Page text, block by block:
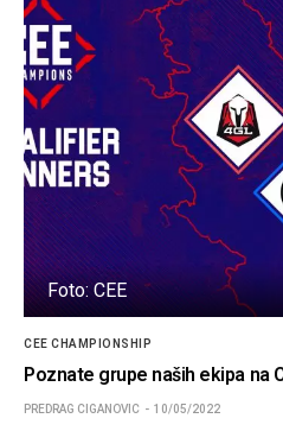
Foto: CEE
CEE CHAMPIONSHIP
Poznate grupe naših ekipa na
PREDRAG CIGANOVIC 10/05/2022